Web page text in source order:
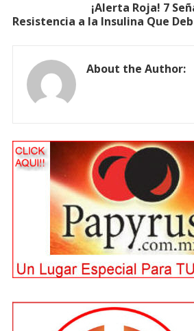
¡Alerta Roja! 7
Resistencia a la Insulina Que
About the Author: